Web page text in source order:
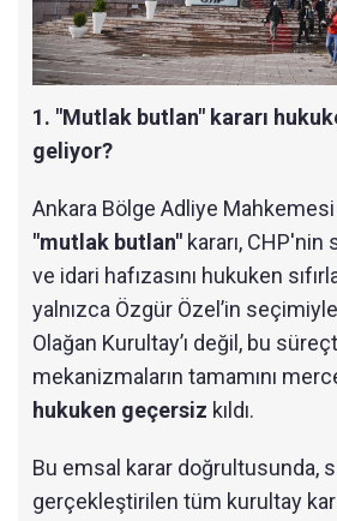
1. "Mutlak butlan" kararı
geliyor?
Ankara Bölge Adliye
"mutlak butlan" kararı, CHP'nin
ve idari hafızasını hukuken
yalnızca Özgür Özel’in
Olağan Kurultay’ı değil, bu
mekanizmaların tamamını
hukuken geçersiz kıldı.
Bu emsal karar doğrultusunda,
gerçekleştirilen tüm kurultay